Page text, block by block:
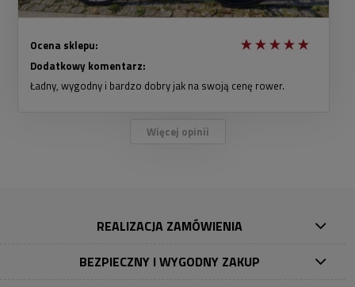
Ocena sklepu:
Dodatkowy komentarz:
Ładny, wygodny i bardzo dobry jak na swoją cenę rower.
Więcej opinii
REALIZACJA ZAMÓWIENIA
BEZPIECZNY I WYGODNY ZAKUP